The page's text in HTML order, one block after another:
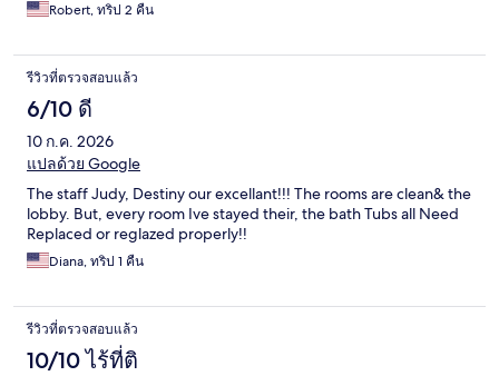
Robert, ทริป 2 คืน
รีวิวที่ตรวจสอบแล้ว
6/10 ดี
10 ก.ค. 2026
แปลด้วย Google
The staff Judy, Destiny our excellant!!! The rooms are clean& the
lobby. But, every room Ive stayed their, the bath Tubs all Need
Replaced or reglazed properly!!
Diana, ทริป 1 คืน
รีวิวที่ตรวจสอบแล้ว
10/10 ไร้ที่ติ